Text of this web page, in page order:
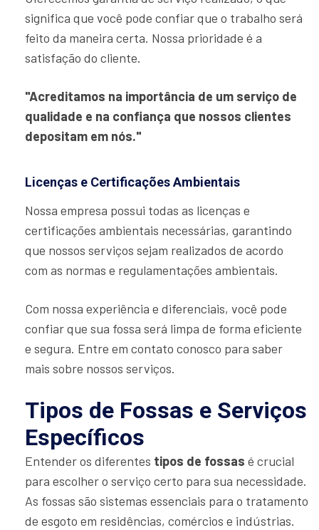
significa que você pode confiar que o trabalho será
feito da maneira certa. Nossa prioridade é a
satisfação do cliente.
"Acreditamos na importância de um serviço de
qualidade e na confiança que nossos clientes
depositam em nós."
Licenças e Certificações Ambientais
Nossa empresa possui todas as licenças e
certificações ambientais necessárias, garantindo
que nossos serviços sejam realizados de acordo
com as normas e regulamentações ambientais.
Com nossa experiência e diferenciais, você pode
confiar que sua fossa será limpa de forma eficiente
e segura. Entre em contato conosco para saber
mais sobre nossos serviços.
Tipos de Fossas e Serviços
Específicos
Entender os diferentes tipos de fossas é crucial
para escolher o serviço certo para sua necessidade.
As fossas são sistemas essenciais para o tratamento
de esgoto em residências, comércios e indústrias.